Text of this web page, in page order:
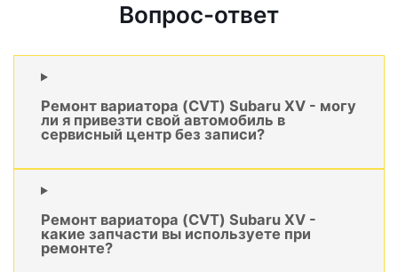
Вопрос-ответ
Ремонт вариатора (CVT) Subaru XV - могу
ли я привезти свой автомобиль в
сервисный центр без записи?
Ремонт вариатора (CVT) Subaru XV -
какие запчасти вы используете при
ремонте?